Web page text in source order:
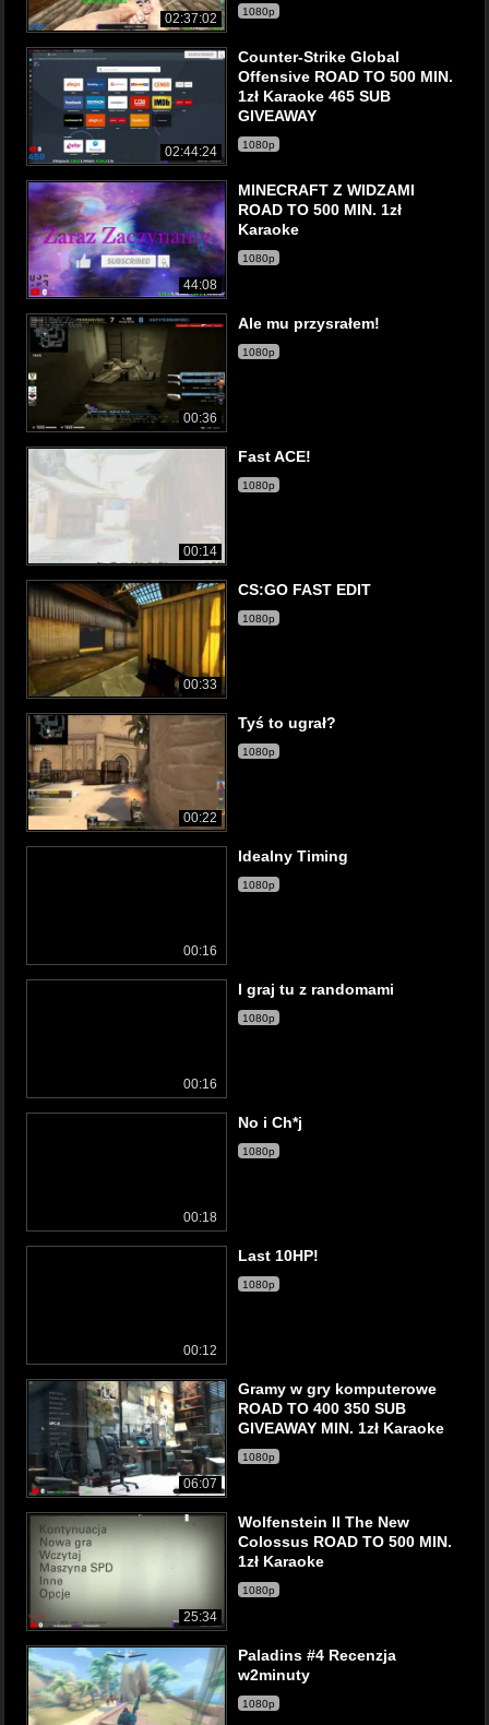
02:37:02 1080p
02:44:24
Counter-Strike Global
Offensive ROAD TO 500 MIN.
1zł Karaoke 465 SUB
GIVEAWAY
1080p
44:08
MINECRAFT Z WIDZAMI
ROAD TO 500 MIN. 1zł
Karaoke
1080p
00:36
Ale mu przysrałem!
1080p
00:14
Fast ACE!
1080p
00:33
CS:GO FAST EDIT
1080p
00:22
Tyś to ugrał?
1080p
00:16
Idealny Timing
1080p
00:16
I graj tu z randomami
1080p
00:18
No i Ch*j
1080p
00:12
Last 10HP!
1080p
06:07
Gramy w gry komputerowe
ROAD TO 400 350 SUB
GIVEAWAY MIN. 1zł Karaoke
1080p
25:34
Wolfenstein II The New
Colossus ROAD TO 500 MIN.
1zł Karaoke
1080p
Paladins #4 Recenzja
w2minuty
1080p